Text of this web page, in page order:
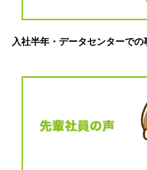
入社半年・データセンターでの